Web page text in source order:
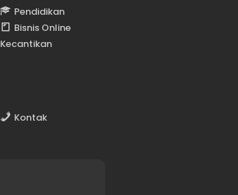
Pendidikan
Bisnis Online
Kecantikan
Kontak